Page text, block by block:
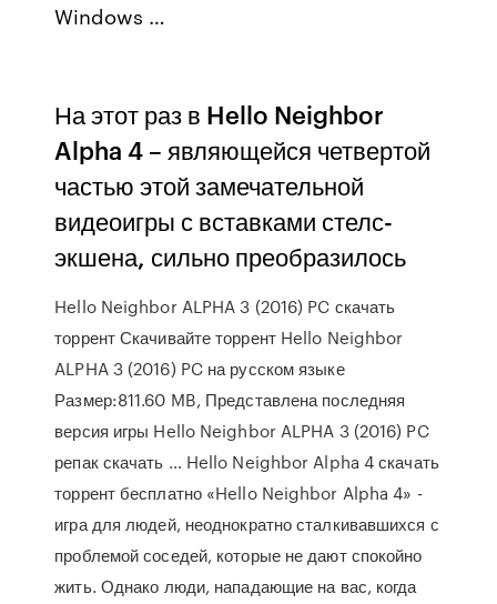
Windows …
На этот раз в Hello Neighbor
Alpha 4 – являющейся четвертой
частью этой замечательной
видеоигры с вставками стелс-
экшена, сильно преобразилось
Hello Neighbor ALPHA 3 (2016) PC скачать
торрент Скачивайте торрент Hello Neighbor
ALPHA 3 (2016) PC на русском языке
Размер:811.60 MB, Представлена последняя
версия игры Hello Neighbor ALPHA 3 (2016) PC
репак скачать … Hello Neighbor Alpha 4 скачать
торрент бесплатно «Hello Neighbor Alpha 4» -
игра для людей, неоднократно сталкивавшихся с
проблемой соседей, которые не дают спокойно
жить. Однако люди, нападающие на вас, когда